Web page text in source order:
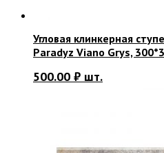
Угловая клинкерная
Paradyz Viano Grys,
500.00 ₽ шт.